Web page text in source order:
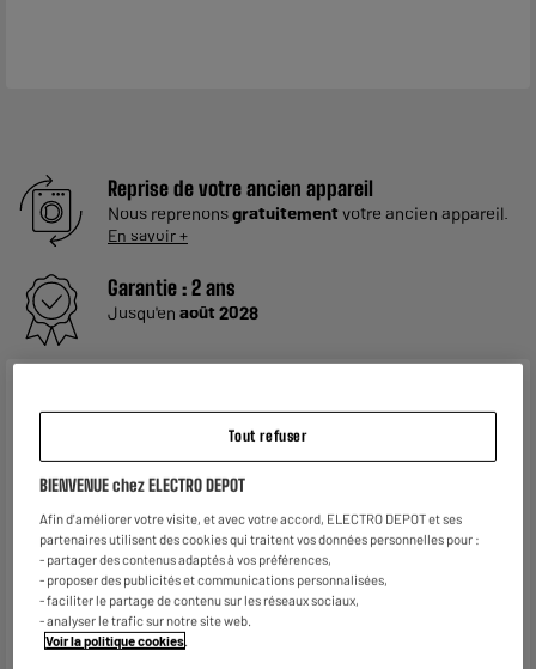
Reprise de votre ancien appareil
Nous reprenonsgratuitement votre ancien appareil.
En savoir +
Garantie :2 ans
Jusqu'en août 2028
CANON
Référence
Format Multipack
Consommable Origine
Couleur
Tout refuser
BIENVENUE chez ELECTRO DEPOT
Afin d'améliorer votre visite, et avec votre accord, ELECTRO DEPOT et ses
partenaires utilisent des cookies qui traitent vos données personnelles pour :
- partager des contenus adaptés à vos préférences,
- proposer des publicités et communications personnalisées,
- faciliter le partage de contenu sur les réseaux sociaux,
- analyser le trafic sur notre site web.
Voir la politique cookies.